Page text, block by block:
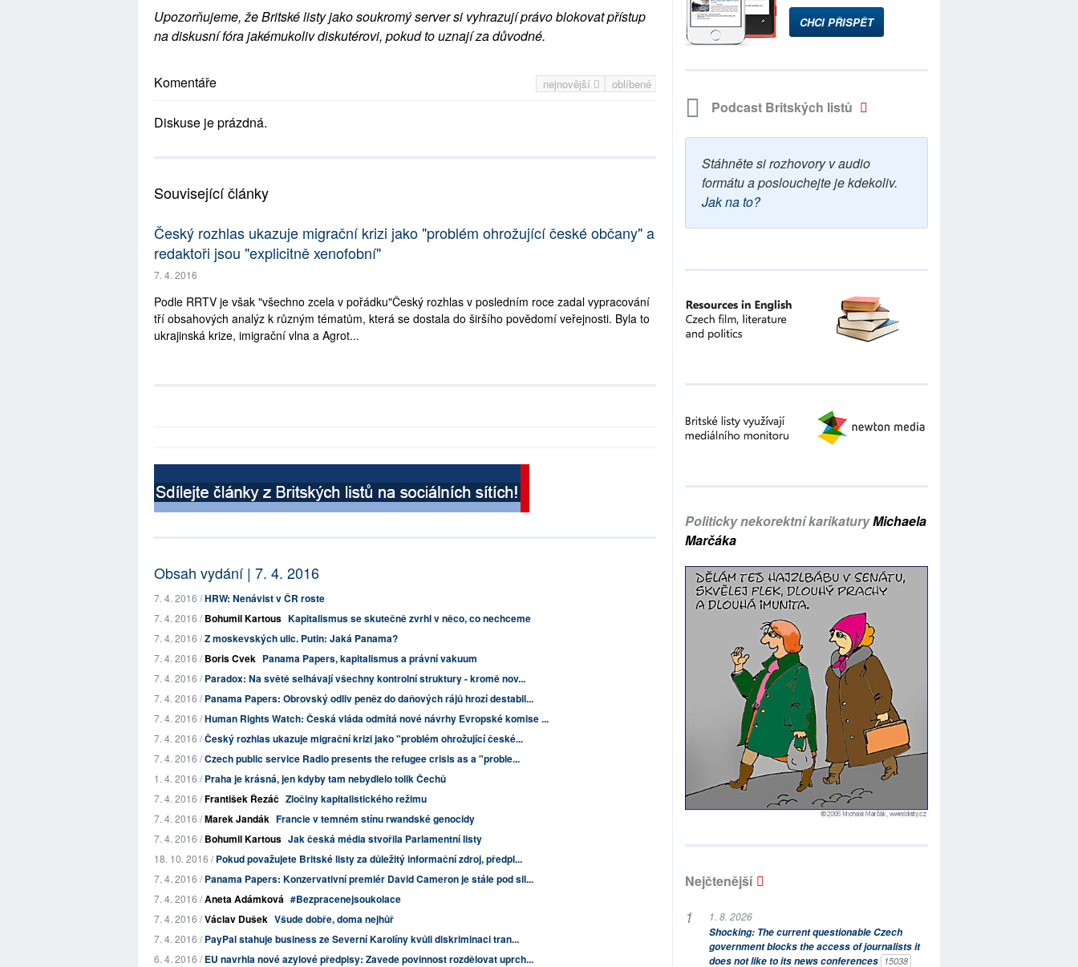
Upozorňujeme, že Britské listy jako soukromý server si vyhrazují právo blokovat přístup
na diskusní fóra jakémukoliv diskutérovi, pokud to uznají za důvodné.
nejnovější oblíbené
Komentáře
Diskuse je prázdná.
Související články
Český rozhlas ukazuje migrační krizi jako "problém ohrožující české občany" a
redaktoři jsou "explicitně xenofobní"
7. 4. 2016
Podle RRTV je však "všechno zcela v pořádku"Český rozhlas v posledním roce zadal vypracování
tří obsahových analýz k různým tématům, která se dostala do širšího povědomí veřejnosti. Byla to
ukrajinská krize, imigrační vlna a Agrot...
Obsah vydání | 7. 4. 2016
7. 4. 2016 /HRW: Nenávist v ČR roste
7. 4. 2016 /Bohumil Kartous Kapitalismus se skutečně zvrhl v něco, co nechceme
7. 4. 2016 /Z moskevských ulic. Putin: Jaká Panama?
7. 4. 2016 /Boris Cvek Panama Papers, kapitalismus a právní vakuum
7. 4. 2016 /Paradox: Na světě selhávají všechny kontrolní struktury - kromě nov...
7. 4. 2016 /Panama Papers: Obrovský odliv peněz do daňových rájů hrozí destabil...
7. 4. 2016 /Human Rights Watch: Česká vláda odmítá nové návrhy Evropské komise ...
7. 4. 2016 /Český rozhlas ukazuje migrační krizi jako "problém ohrožující české...
7. 4. 2016 /Czech public service Radio presents the refugee crisis as a "proble...
1. 4. 2016 /Praha je krásná, jen kdyby tam nebydlelo tolik Čechů
7. 4. 2016 /František Řezáč Zločiny kapitalistického režimu
7. 4. 2016 /Marek Jandák Francie v temném stínu rwandské genocidy
7. 4. 2016 /Bohumil Kartous Jak česká média stvořila Parlamentní listy
18. 10. 2016 /Pokud považujete Britské listy za důležitý informační zdroj, předpl...
7. 4. 2016 /Panama Papers: Konzervativní premiér David Cameron je stále pod sil...
7. 4. 2016 /Aneta Adámková #Bezpracenejsoukolace
7. 4. 2016 /Václav Dušek Všude dobře, doma nejhůř
7. 4. 2016 /PayPal stahuje business ze Severní Karolíny kvůli diskriminaci tran...
6. 4. 2016 /EU navrhla nové azylové předpisy: Zavede povinnost rozdělovat uprch...
CHCI PŘISPĚT
Podcast Britských listů
Stáhněte si rozhovory v audio
formátu a poslouchejte je kdekoliv.
Jak na to?
Politicky nekorektní karikaturyMichaela
Marčáka
Nejčtenější
1. 8. 2026
Shocking: The current questionable Czech
government blocks the access of journalists it
does not like to its news conferences 15038